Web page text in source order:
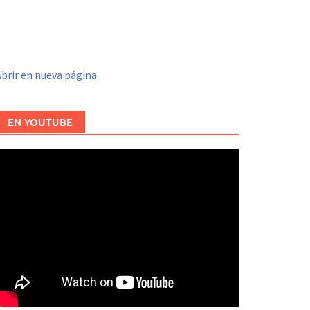
en nueva página
EN YOUTUBE